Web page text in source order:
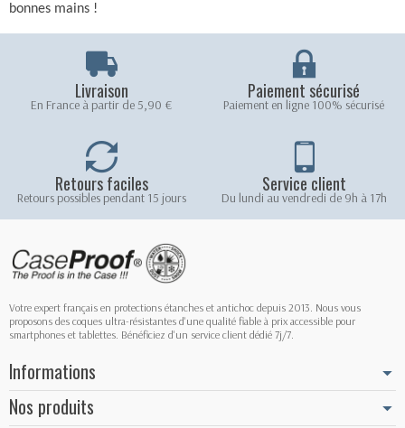
bonnes mains !
Livraison
En France à partir de 5,90 €
Paiement sécurisé
Paiement en ligne 100% sécurisé
Retours faciles
Retours possibles pendant 15 jours
Service client
Du lundi au vendredi de 9h à 17h
Votre expert français en protections étanches et antichoc depuis 2013. Nous vous
proposons des coques ultra-résistantes d'une qualité fiable à prix accessible pour
smartphones et tablettes. Bénéficiez d'un service client dédié 7j/7.
Informations
Nos produits